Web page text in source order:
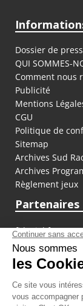
Dossier de
QUI SOMMES-
Comment nous
Publicité
Mentions
CGU
Politique de
Sitemap
Archives Sud
Archives
Règlement jeux
Partenaires
fiducial.fr
lyoncapitale.fr
olympique-et-